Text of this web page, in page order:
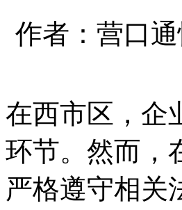
作者：营口
在西市区，企
环节。然而，
严格遵守相关